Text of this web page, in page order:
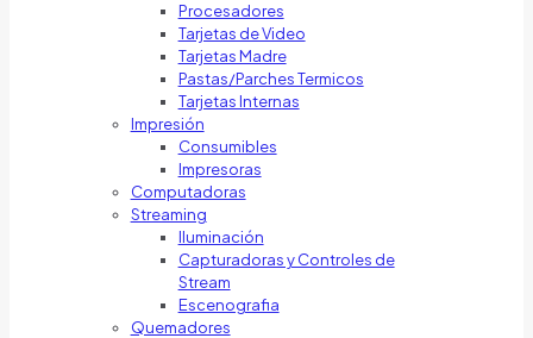
Procesadores
Tarjetas de Video
Tarjetas Madre
Pastas/Parches Termicos
Tarjetas Internas
Impresión
Consumibles
Impresoras
Computadoras
Streaming
Iluminación
Capturadoras y Controles de
Stream
Escenografia
Quemadores